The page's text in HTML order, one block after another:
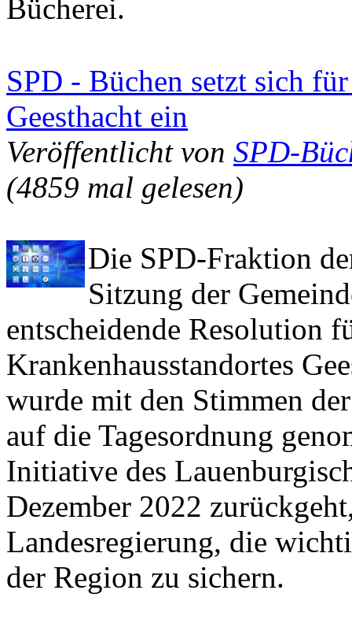
Bücherei.
SPD - Büchen setzt sich
Geesthacht ein
Veröffentlicht von SPD-
(4859 mal gelesen)
Die SPD-Fraktion
Sitzung der
entscheidende Resolution
Krankenhausstandortes
wurde mit den Stimmen
auf die Tagesordnung
Initiative des
Dezember 2022
Landesregierung, die
der Region zu sichern.